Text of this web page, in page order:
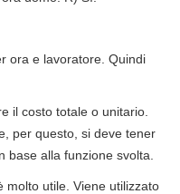
ora e lavoratore. Quindi
il costo totale o unitario.
per questo, si deve tener
base alla funzione svolta.
molto utile. Viene utilizzato